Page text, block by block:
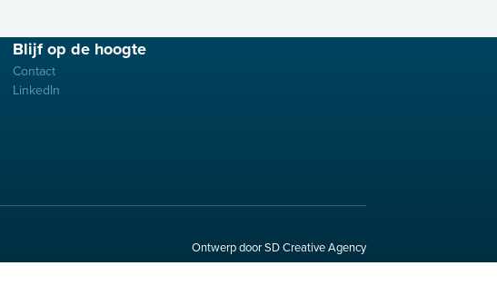
Blijf op de hoogte
Contact
LinkedIn
Ontwerp door SD Creative Agency